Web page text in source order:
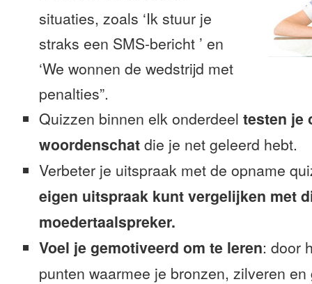
situaties, zoals ‘Ik stuur je
straks een SMS-bericht ’ en
‘We wonnen de wedstrijd met
penalties”.
Quizzen binnen elk onderdeel testen je
woordenschat die je net geleerd hebt.
Verbeter je uitspraak met de opname
eigen uitspraak kunt vergelijken met
moedertaalspreker.
Voel je gemotiveerd om te leren: door
punten waarmee je bronzen, zilveren en